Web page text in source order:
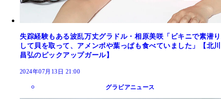
失踪経験もある波乱万丈グラドル・相原美咲「ビキニで素潜り
して貝を取って、アメンボや葉っぱも食べていました」【北川
昌弘のピックアップガール】
2024年07月13日 21:00
グラビアニュース